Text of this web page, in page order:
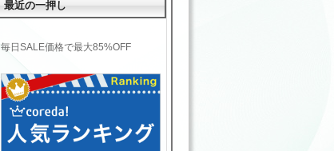
最近の一押し
毎日SALE価格で最大85%OFF